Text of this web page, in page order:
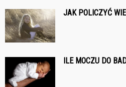
JAK POLICZYĆ
ILE MOCZU DO